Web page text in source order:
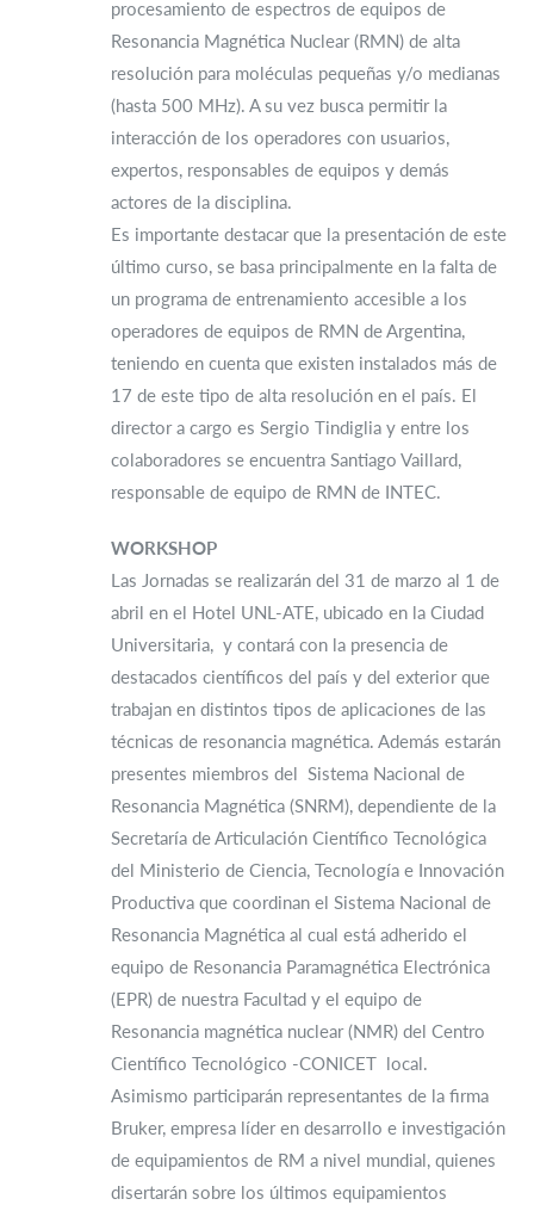
procesamiento de espectros de equipos de
Resonancia Magnética Nuclear (RMN) de alta
resolución para moléculas pequeñas y/o medianas
(hasta 500 MHz). A su vez busca permitir la
interacción de los operadores con usuarios,
expertos, responsables de equipos y demás
actores de la disciplina.
Es importante destacar que la presentación de este
último curso, se basa principalmente en la falta de
un programa de entrenamiento accesible a los
operadores de equipos de RMN de Argentina,
teniendo en cuenta que existen instalados más de
17 de este tipo de alta resolución en el país. El
director a cargo es Sergio Tindiglia y entre los
colaboradores se encuentra Santiago Vaillard,
responsable de equipo de RMN de INTEC.
WORKSHOP
Las Jornadas se realizarán del 31 de marzo al 1 de
abril en el Hotel UNL-ATE, ubicado en la Ciudad
Universitaria, y contará con la presencia de
destacados científicos del país y del exterior que
trabajan en distintos tipos de aplicaciones de las
técnicas de resonancia magnética. Además estarán
presentes miembros del Sistema Nacional de
Resonancia Magnética (SNRM), dependiente de la
Secretaría de Articulación Científico Tecnológica
del Ministerio de Ciencia, Tecnología e Innovación
Productiva que coordinan el Sistema Nacional de
Resonancia Magnética al cual está adherido el
equipo de Resonancia Paramagnética Electrónica
(EPR) de nuestra Facultad y el equipo de
Resonancia magnética nuclear (NMR) del Centro
Científico Tecnológico -CONICET local.
Asimismo participarán representantes de la firma
Bruker, empresa líder en desarrollo e investigación
de equipamientos de RM a nivel mundial, quienes
disertarán sobre los últimos equipamientos